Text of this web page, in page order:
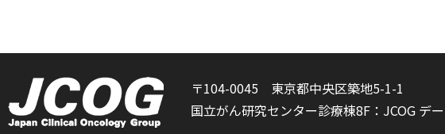
〒104-0045 東京都中央区築地5-1-1
国立がん研究センター診療棟8F：JCOG デ